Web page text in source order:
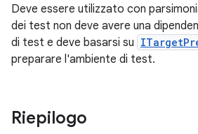
Deve essere utilizzato con
dei test non deve avere una
di test e deve basarsi su
preparare l'ambiente di test.
Riepilogo